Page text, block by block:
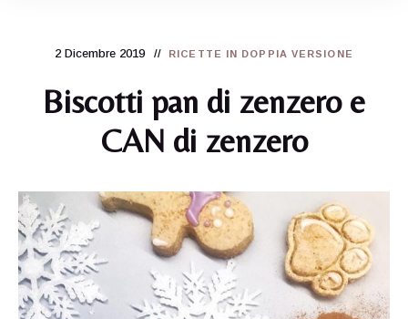
2 Dicembre 2019 RICETTE IN DOPPIA VERSIONE
Biscotti pan di zenzero e
CAN di zenzero